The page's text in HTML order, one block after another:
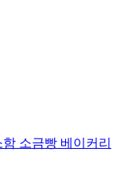
소금빵 베이커리